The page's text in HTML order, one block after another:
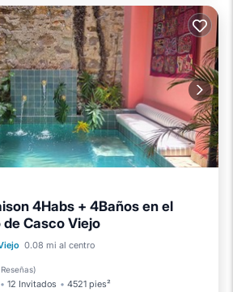
4Habs + 4Baños en el
Casco Viejo
0.08 mi al centro
Reseñas)
12 Invitados 4521 pies²
Frente al mar